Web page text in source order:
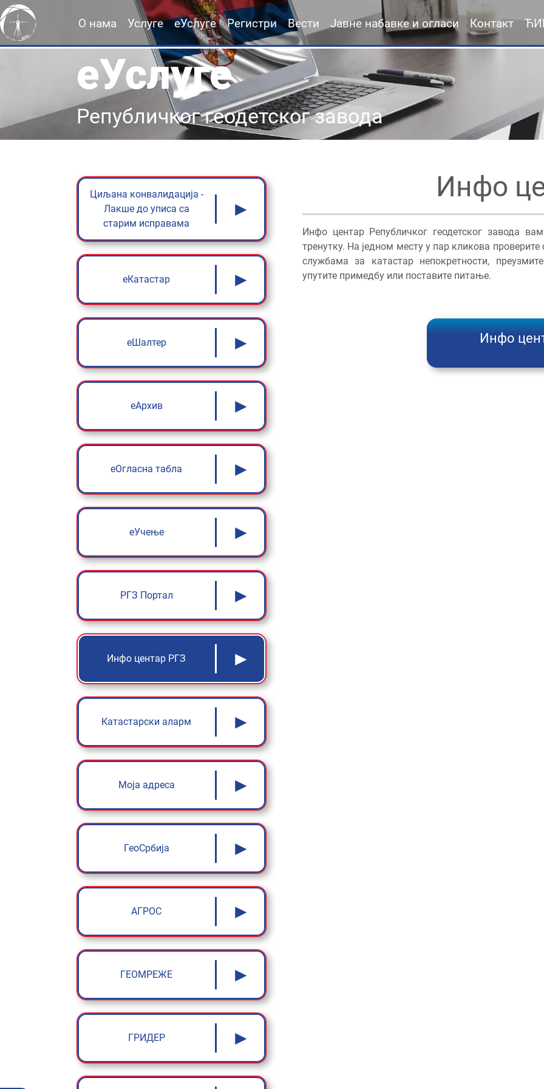
О нама Услуге еУслуге Регистри Вести Јавне набавке и огласи Контакт
еУслуге
Републичког геодетског завода
Циљана конвалидација -
Лакше до уписа са
старим исправама
►
еКатастар ►
еШалтер ►
еАрхив ►
еОгласна табла ►
еУчење ►
РГЗ Портал ►
Инфо центар РГЗ ►
Катастарски аларм ►
Моја адреса ►
ГеоСрбија ►
АГРОС ►
ГЕОМРЕЖЕ ►
ГРИДЕР ►
Инфо
Инфо центар Републичког геодетског завода
тренутку. На једном месту у пар кликова
службама за катастар непокретности,
упутите примедбу или поставите питање.
Инфо